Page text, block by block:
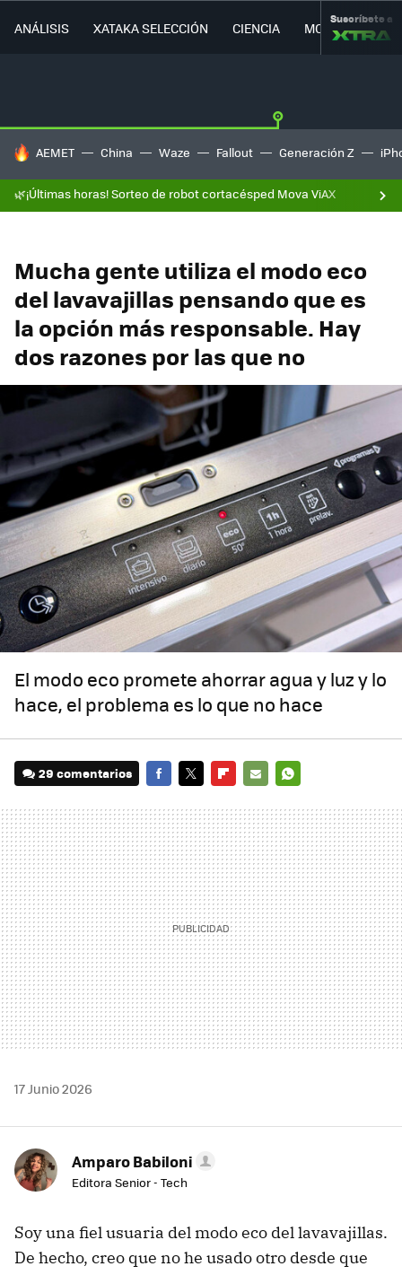
ANÁLISIS XATAKA SELECCIÓN CIENCIA MOVILIDAD
Suscríbete a
HOY SE HABLA DE
AEMET China Waze Fallout Generación Z
🌿¡Últimas horas! Sorteo de robot cortacésped Mova ViAX
Mucha gente utiliza el modo eco
del lavavajillas pensando que es
la opción más responsable. Hay
dos razones por las que no
El modo eco promete ahorrar agua y luz y lo
hace, el problema es lo que no hace
29 comentarios
MAIL
17 Junio 2026
Amparo Babiloni
Editora Senior - Tech
Soy una fiel usuaria del modo eco del lavavajillas.
De hecho, creo que no he usado otro desde que